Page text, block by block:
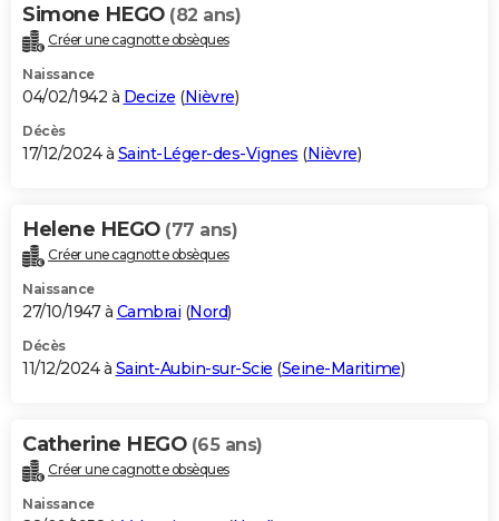
Simone HEGO (82 ans)
Créer une cagnotte obsèques
Naissance
04/02/1942 à Decize (Nièvre)
Décès
17/12/2024 à Saint-Léger-des-Vignes (Nièvre)
Helene HEGO (77 ans)
Créer une cagnotte obsèques
Naissance
27/10/1947 à Cambrai (Nord)
Décès
11/12/2024 à Saint-Aubin-sur-Scie (Seine-Maritime)
Catherine HEGO (65 ans)
Créer une cagnotte obsèques
Naissance